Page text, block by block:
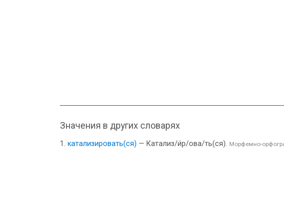
Значения в других словарях
катализировать(ся) — Катализ/и́р/ова/ть(ся). Морфемно-